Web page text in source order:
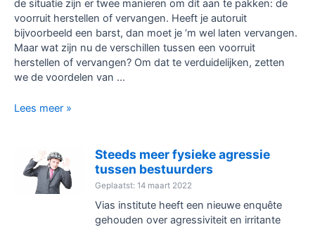
Maar
wat
met
de
huuraansprakelijkheid:
is
wel
de situatie zijn er twee manieren om dit aan te pakken: de
voorruit herstellen of vervangen. Heeft je autoruit
bijvoorbeeld een barst, dan moet je ‘m wel laten vervangen.
Maar wat zijn nu de verschillen tussen een voorruit
herstellen of vervangen? Om dat te verduidelijken, zetten
we de voordelen van …
Je
vervangen.
verschillen
Lees meer »
Steeds meer fysieke agressie
tussen bestuurders
Geplaatst: 14 maart 2022
Vias institute heeft een nieuwe enquête
gehouden over agressiviteit en irritante